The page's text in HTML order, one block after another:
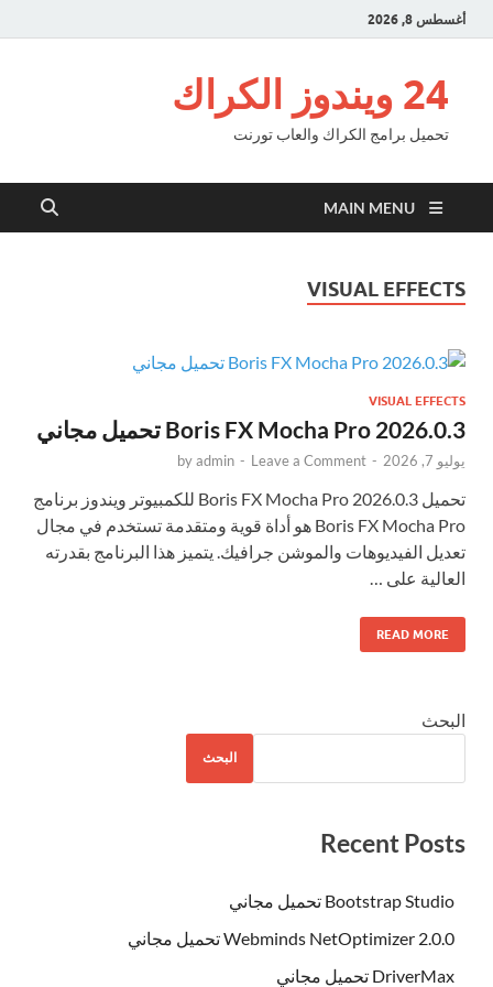
أغسطس 8, 2026
24 ويندوز الكراك
تحميل برامج الكراك والعاب تورنت
MAIN MENU
VISUAL EFFECTS
VISUAL EFFECTS
Boris FX Mocha Pro 2026.0.3 تحميل مجاني
يوليو 7, 2026 -
byadmin - Leave a Comment
تحميل Boris FX Mocha Pro 2026.0.3 للكمبيوتر ويندوز برنامج
Boris FX Mocha Pro هو أداة قوية ومتقدمة تستخدم في مجال
تعديل الفيديوهات والموشن جرافيك. يتميز هذا البرنامج بقدرته
العالية على …
READ MORE
البحث
البحث
Recent Posts
Bootstrap Studio تحميل مجاني
Webminds NetOptimizer 2.0.0 تحميل مجاني
DriverMax تحميل مجاني